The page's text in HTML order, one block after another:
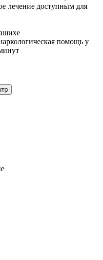
лечение доступным для
помощь у